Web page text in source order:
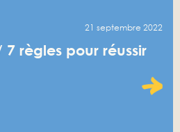
7 règles pour réussir
21 septembre 2022